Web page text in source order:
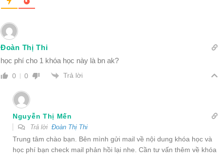
Đoàn Thị Thi
học phí cho 1 khóa học này là bn ak?
0 0 Trả lời
Nguyễn Thị Mến
Trả lời Đoàn Thị Thi
Trung tâm chào bạn. Bên mình gửi mail về nội dung khóa học và
học phí bạn check mail phản hồi lại nhe. Cần tư vấn thêm về khóa